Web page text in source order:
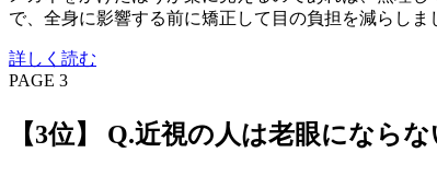
で、全身に影響する前に矯正して目の負担を減らしま
詳しく読む
PAGE 3
【3位】 Q.近視の人は老眼になら